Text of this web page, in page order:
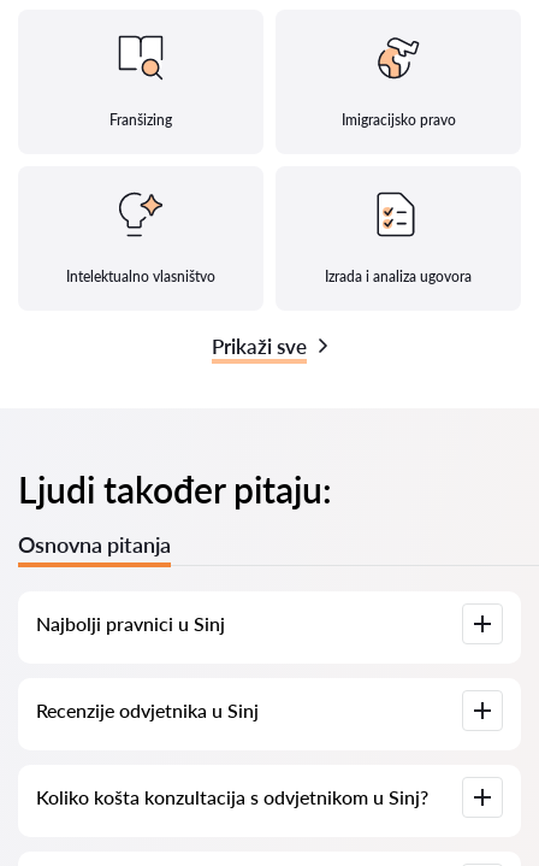
Franšizing Imigracijsko pravo
Intelektualno vlasništvo Izrada i analiza ugovora
Prikaži sve
Ljudi također pitaju:
Osnovna pitanja
Najbolji pravnici u Sinj
informacijama. Cijene, recenzije, telefonski brojevi i adrese.
Recenzije odvjetnika u Sinj
odvjetnicima. Ne brišemo negativne recenzije niti postoji
mogućnost njihovog lažnog povećavanja.
Koliko košta konzultacija s odvjetnikom u Sinj?